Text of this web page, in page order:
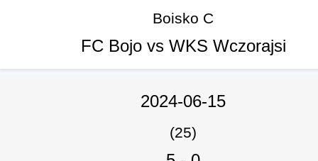
Boisko C
FC Bojo vs WKS Wczorajsi
2024-06-15
(25)